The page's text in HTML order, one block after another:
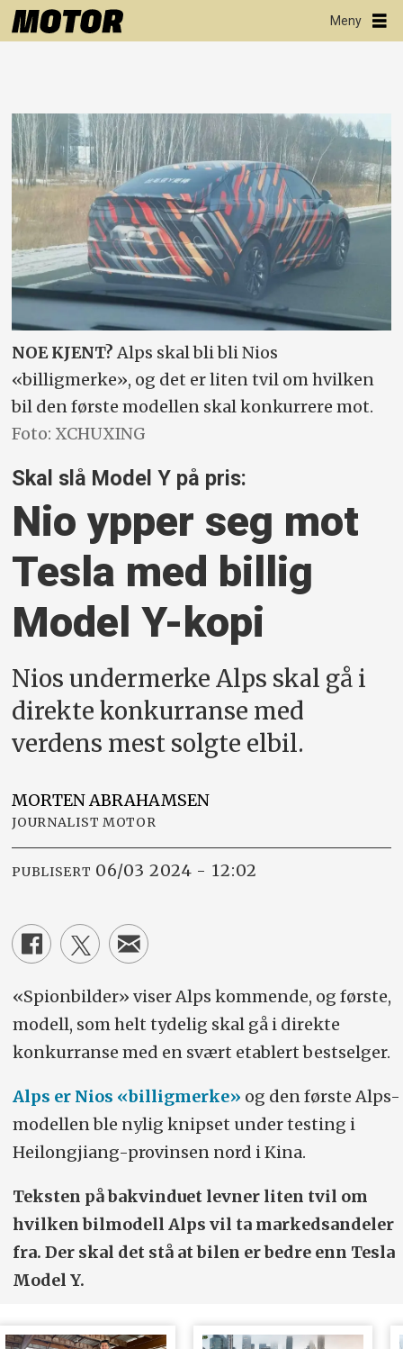
NOE KJENT? Alps skal bli bli Nios
«billigmerke», og det er liten tvil om hvilken
bil den første modellen skal konkurrere mot.
Foto: XCHUXING
Skal slå Model Y på pris:
Nio ypper seg mot
Tesla med billig
Model Y-kopi
Nios undermerke Alps skal gå i
direkte konkurranse med
verdens mest solgte elbil.
MORTENABRAHAMSEN
JOURNALIST MOTOR
PUBLISERT 06/03 2024 - 12:02
«Spionbilder» viser Alps kommende, og første,
modell, som helt tydelig skal gå i direkte
konkurranse med en svært etablert bestselger.
Alps er Nios «billigmerke» og den første Alps-
modellen ble nylig knipset under testing i
Heilongjiang-provinsen nord i Kina.
Teksten på bakvinduet levner liten tvil om
hvilken bilmodell Alps vil ta markedsandeler
fra. Der skal det stå at bilen er bedre enn Tesla
Model Y.